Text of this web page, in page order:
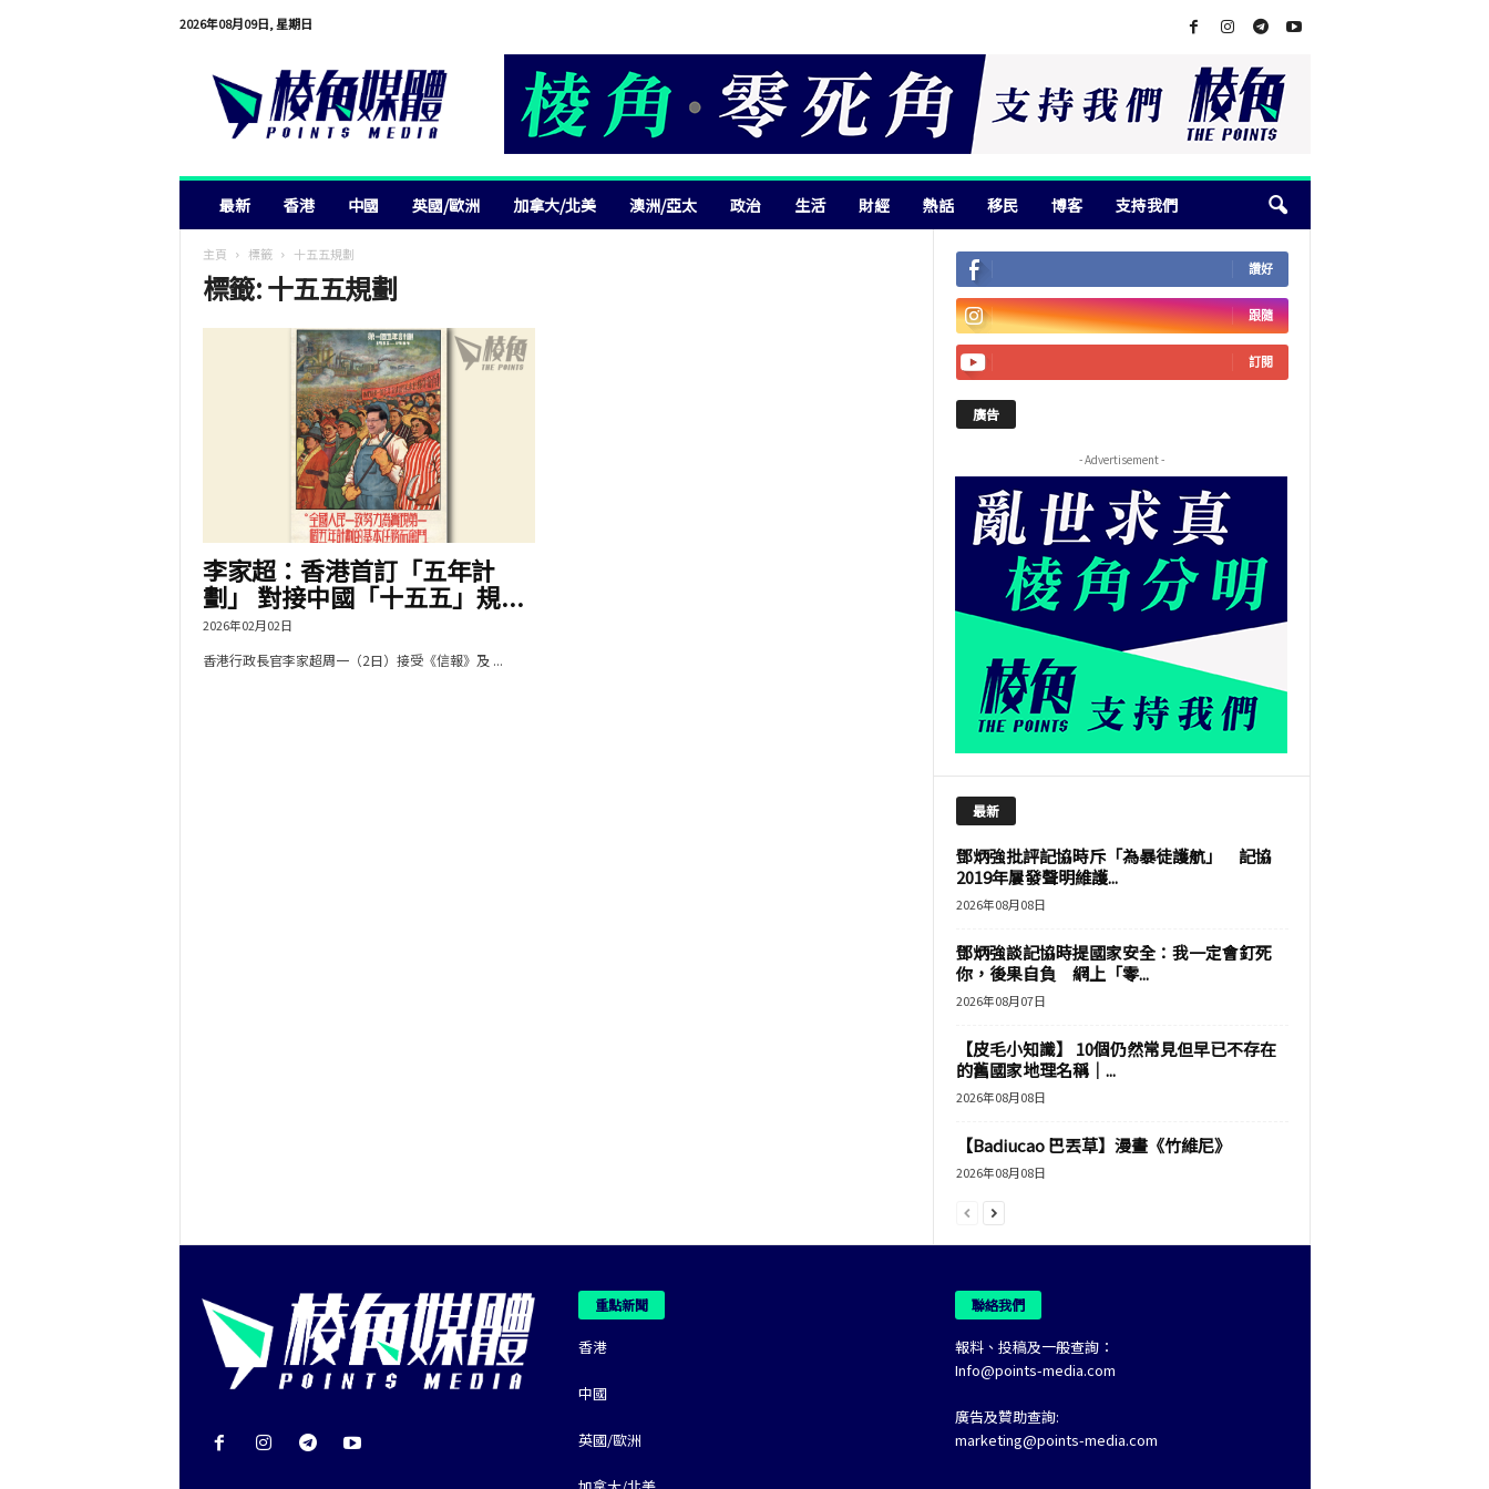
2026年08月09日, 星期日
最新 香港 中國 英國/歐洲 加拿大/北美 澳洲/亞太 政治 生活 財經 熱話 移民 博客 支持我們
主頁 標籤 十五五規劃
標籤: 十五五規劃
李家超：香港首訂「五年計
劃」 對接中國「十五五」規...
2026年02月02日
香港行政長官李家超周一（2日）接受《信報》及 ...
讚好
跟隨
訂閱
廣告
- Advertisement -
最新
鄧炳強批評記協時斥「為暴徒護航」 記協
2019年屢發聲明維護...
2026年08月08日
鄧炳強談記協時提國家安全：我一定會釘死
你，後果自負 網上「零...
2026年08月07日
【皮毛小知識】 10個仍然常見但早已不存在
的舊國家地理名稱｜...
2026年08月08日
【Badiucao 巴丟草】漫畫《竹維尼》
2026年08月08日
重點新聞
香港
中國
英國/歐洲
聯絡我們
報料、投稿及一般查詢：
Info@points-media.com
廣告及贊助查詢:
marketing@points-media.com